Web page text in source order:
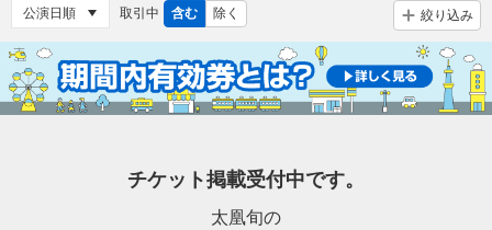
取引中 含む 除く 絞り込み
チケット掲載受付中です。
太凰旬の